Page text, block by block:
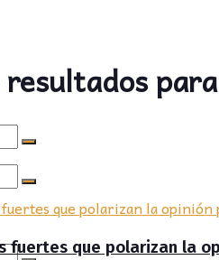
fuertes que polarizan la